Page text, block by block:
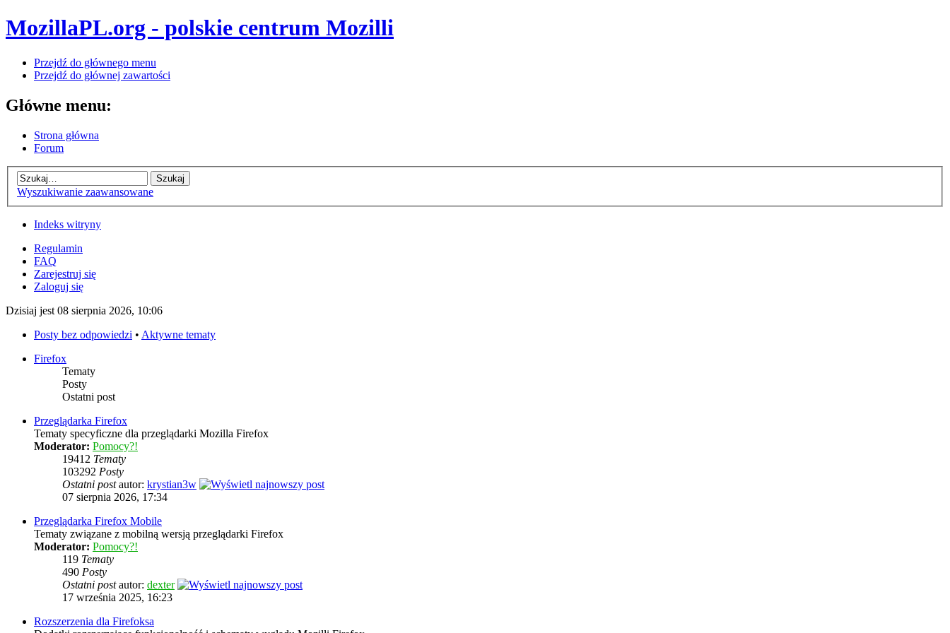
MozillaPL.org - polskie centrum Mozilli
Przejdź do głównego menu
Przejdź do głównej zawartości
Główne menu:
Strona główna
Forum
Wyszukiwanie zaawansowane
Indeks witryny
Regulamin
FAQ
Zarejestruj się
Zaloguj się
Dzisiaj jest 08 sierpnia 2026, 10:06
Posty bez odpowiedzi • Aktywne tematy
Firefox
Tematy
Posty
Ostatni post
Przeglądarka Firefox
Tematy specyficzne dla przeglądarki Mozilla Firefox
Moderator: Pomocy?!
19412 Tematy
103292 Posty
Ostatni postautor: krystian3w
07 sierpnia 2026, 17:34
Przeglądarka Firefox Mobile
Tematy związane z mobilną wersją przeglądarki Firefox
Moderator: Pomocy?!
119 Tematy
490 Posty
Ostatni postautor: dexter
17 września 2025, 16:23
Rozszerzenia dla Firefoksa